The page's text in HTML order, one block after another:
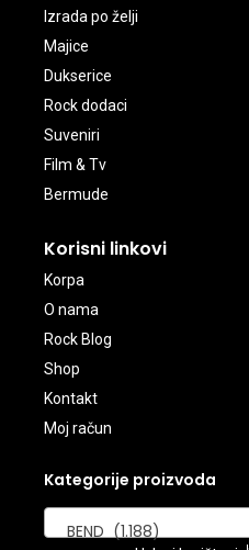
Izrada po želji
Majice
Dukserice
Rock dodaci
Suveniri
Film & Tv
Bermude
Korisni linkovi
Korpa
O nama
Rock Blog
Shop
Kontakt
Moj račun
Kategorije proizvoda
BEND (1.188)